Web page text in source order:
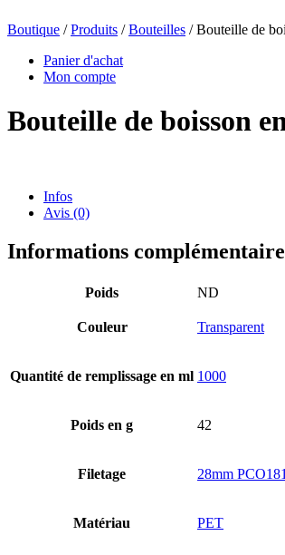
Bouteilles de bière
Distributeurs et pompes
Boîtes(73)
Pulvérisateur fin(8)
Bouteilles Hotfill(6)
Boutique /Produits /Bouteilles / Bouteille de
Panier d'achat
Mon compte
Bouteille de boisson
Infos
Avis (0)
Informations
Poids ND
Couleur Transparent
Quantité de remplissage en ml 1000
Poids en g 42
Filetage 28mm
Matériau PET